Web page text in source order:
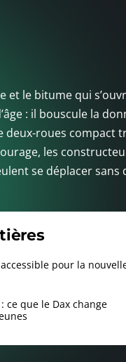
et le bitume qui
: il bouscule la
deux-roues compact
les
se déplacer sans
pour la
ce que le Dax change